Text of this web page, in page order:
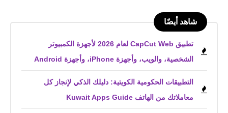
شاهد أيضًا
تطبيق CapCut Web لعام 2026 لأجهزة الكمبيوتر
الشخصية، والويب، وأجهزة iPhone، وأجهزة Android
التطبيقات الحكومية الكويتية: دليلك الذكي لإنجاز كل
معاملاتك من الهاتف Kuwait Apps Guide